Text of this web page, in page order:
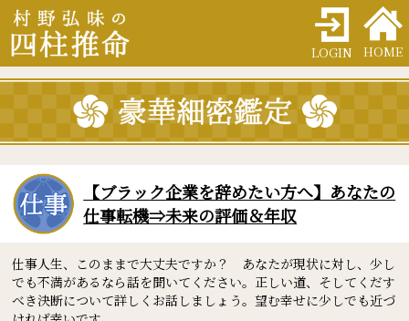
LOGIN HOME
【ブラック企業を辞めたい方へ】あなたの
仕事転機⇒未来の評価＆年収
仕事人生、このままで大丈夫ですか？ あなたが現状に対し、少し
でも不満があるなら話を聞いてください。正しい道、そしてくだす
べき決断について詳しくお話しましょう。望む幸せに少しでも近づ